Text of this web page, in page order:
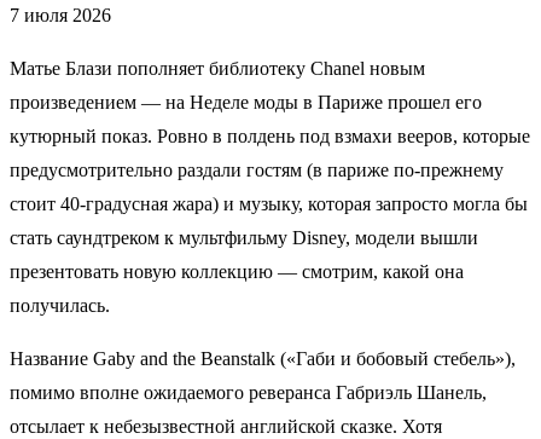
7 июля 2026
Матье Блази пополняет библиотеку Chanel новым
произведением — на Неделе моды в Париже прошел его
кутюрный показ. Ровно в полдень под взмахи вееров, которые
предусмотрительно раздали гостям (в париже по-прежнему
стоит 40-градусная жара) и музыку, которая запросто могла бы
стать саундтреком к мультфильму Disney, модели вышли
презентовать новую коллекцию — смотрим, какой она
получилась.
Название Gaby and the Beanstalk («Габи и бобовый стебель»),
помимо вполне ожидаемого реверанса Габриэль Шанель,
отсылает к небезызвестной английской сказке. Хотя